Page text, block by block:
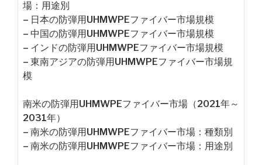
場：用途別
– 日本の防弾用UHMWPEファイバー市場規模
– 中国の防弾用UHMWPEファイバー市場規模
– インドの防弾用UHMWPEファイバー市場規模
– 東南アジアの防弾用UHMWPEファイバー市場規
模
南米の防弾用UHMWPEファイバー市場（2021年～
2031年）
– 南米の防弾用UHMWPEファイバー市場：種類別
– 南米の防弾用UHMWPEファイバー市場：用途別